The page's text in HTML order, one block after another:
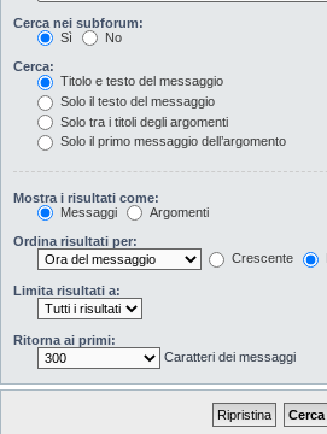
Cerca nei subforum:
Sì
No
Cerca:
Titolo e testo del messaggio
Solo il testo del messaggio
Solo tra i titoli degli argomenti
Solo il primo messaggio dell’argomento
Mostra i risultati come:
Messaggi
Argomenti
Ordina risultati per:
Crescente
Limita risultati a:
Ritorna ai primi:
Caratteri dei messaggi